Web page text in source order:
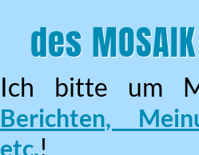
des
Ich bitte um
Berichten,
etc.!